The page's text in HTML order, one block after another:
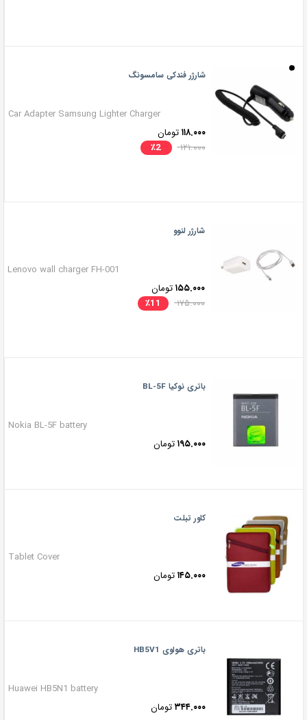
شارژر فندکی سامسونگ
Car Adapter Samsung Lighter Charger
۱۱۸.۰۰۰ تومان
٪2 ۱۲۱.۰۰۰
شارژر لنوو
Lenovo wall charger FH-001
۱۵۵.۰۰۰ تومان
٪11 ۱۷۵.۰۰۰
باتری نوکیا BL-5F
Nokia BL-5F battery
۱۹۵.۰۰۰ تومان
کاور تبلت
Tablet Cover
۱۴۵.۰۰۰ تومان
باتری هواوی HB5V1
Huawei HB5N1 battery
۳۴۴.۰۰۰ تومان